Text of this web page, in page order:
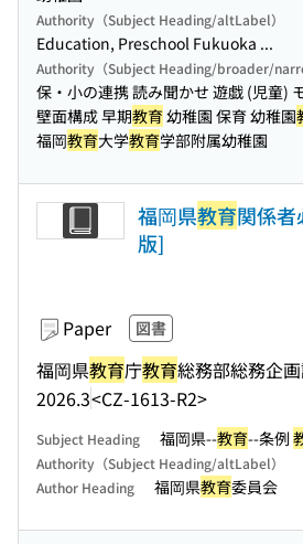
Authority（Subject Heading/altLabel）
Education, Preschool Fukuoka ...
Authority（Subject Heading/broader/
保・小の連携 読み聞かせ 遊戯 (児童)
壁面構成 早期教育幼稚園 保育 幼稚園
福岡教育大学教育学部附属幼稚園
福岡県教育関係者
版]
Paper 図書
福岡県教育庁教育総務部総務企
2026.3<CZ-1613-R2>
Subject Heading 福岡県--教育--条例
Authority（Subject Heading/altLabel）
Author Heading 福岡県教育委員会